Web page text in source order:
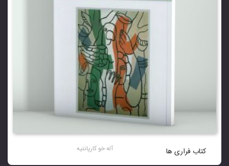
کتاب فراری ها آله خو کارپانتیه